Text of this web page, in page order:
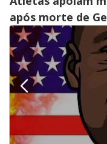
após morte de